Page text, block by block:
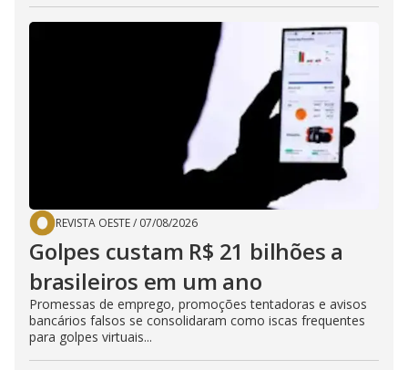
REVISTA OESTE/ 07/08/2026
Golpes custam R$ 21 bilhões a
brasileiros em um ano
Promessas de emprego, promoções tentadoras e avisos
bancários falsos se consolidaram como iscas frequentes
para golpes virtuais...